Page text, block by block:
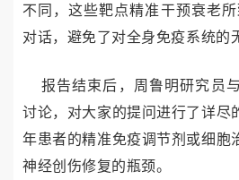
不同，这些靶点精准干预衰老
对话，避免了对全身免疫系统的
报告结束后，周 鲁明研究员
讨论，对大家的提问进行了详尽
年患者的精准免疫调节剂或细胞
神经创伤修复的瓶颈。